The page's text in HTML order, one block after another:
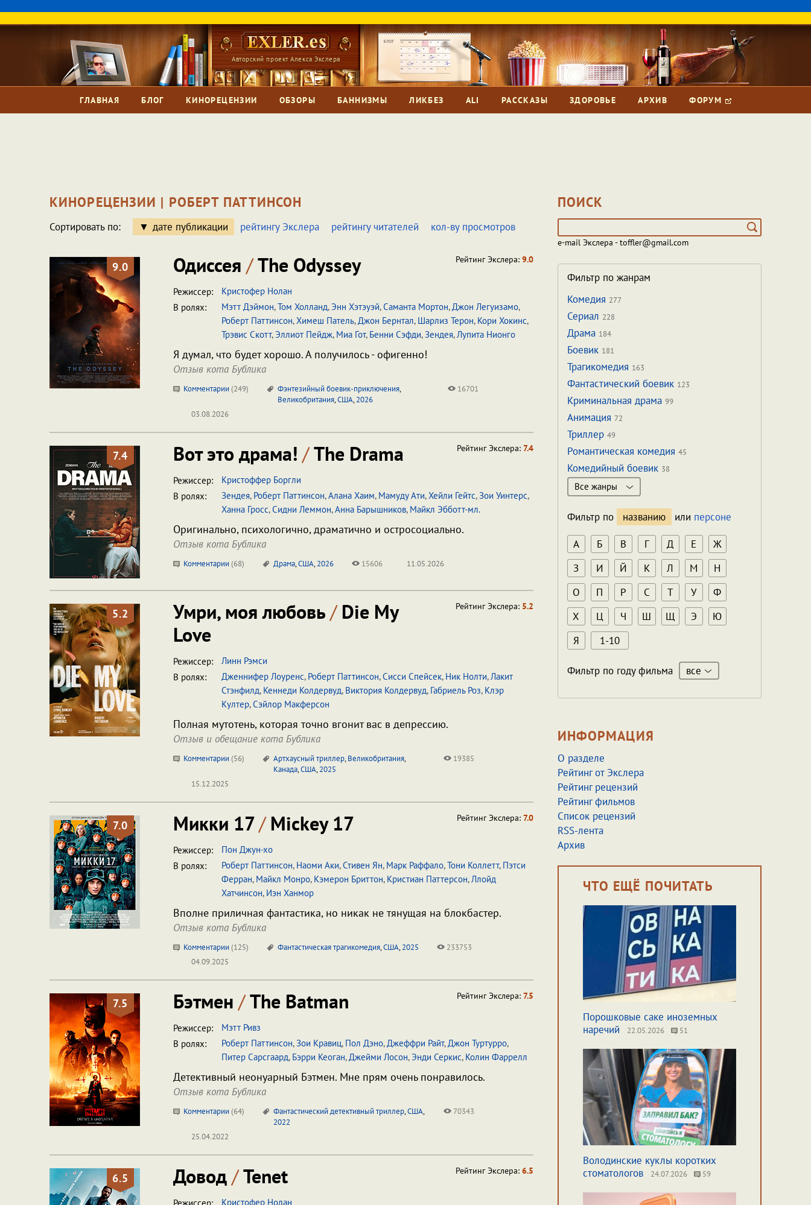
Авторский проект Алекса Экслера
ГЛАВНАЯ БЛОГ КИНОРЕЦЕНЗИИ ОБЗОРЫ БАННИЗМЫ ЛИКБЕЗ ALI РАССКАЗЫ ЗДОРОВЬЕ АРХИВ ФОРУМ
КИНОРЕЦЕНЗИИ | РОБЕРТ ПАТТИНСОН
Сортировать по: дате публикации рейтингу Экслера рейтингу читателей кол-ву просмотров
9.0 Одиссея /The Odyssey Рейтинг Экслера: 9.0
Режиссер:
Кристофер Нолан
В ролях:
Мэтт Дэймон,Том Холланд,Энн Хэтэуэй,Саманта Мортон,Джон Легуизамо,
Роберт Паттинсон,Химеш Патель,Джон Бернтал, Шарлиз Терон, Кори Хокинс,
Трэвис Скотт,Эллиот Пейдж, Миа Гот, Бенни Сэфди,Зендея,Лупита Нионго
Я думал, что будет хорошо. А получилось - офигенно!
Отзыв кота Бублика
Комментарии (249) Фэнтезийный боевик-приключения,
Великобритания,США,2026
16701
03.08.2026
7.4 Вот это драма! /The Drama Рейтинг Экслера: 7.4
Режиссер:
Кристоффер Боргли
В ролях:
Зендея, Роберт Паттинсон,Алана Хаим, Мамуду Ати,Хейли Гейтс,Зои Уинтерс,
Ханна Гросс,Сидни Леммон,Анна Барышников, Майкл Эбботт-мл.
Оригинально, психологично, драматично и остросоциально.
Отзыв кота Бублика
Комментарии (68) Драма,США,2026 15606 11.05.2026
5.2 Умри, моя любовь/Die My
Love
Рейтинг Экслера: 5.2
Режиссер:
Линн Рэмси
В ролях:
Дженнифер Лоуренс, Роберт Паттинсон,Сисси Спейсек, Ник Нолти,Лакит
Стэнфилд, Кеннеди Колдервуд, Виктория Колдервуд, Габриель Роз, Клэр
Култер,Сэйлор Макферсон
Полная мутотень, которая точно вгонит вас в депрессию.
Отзыв и обещание кота Бублика
Комментарии (56) Артхаусный триллер,Великобритания,
Канада,США,2025
19385
15.12.2025
7.0 Микки 17/Mickey 17 Рейтинг Экслера: 7.0
Режиссер:
Пон Джун-хо
В ролях:
Роберт Паттинсон, Наоми Аки,Стивен Ян, Марк Раффало,Тони Коллетт, Пэтси
Ферран, Майкл Монро, Кэмерон Бриттон, Кристиан Паттерсон,Ллойд
Хатчинсон, Иэн Ханмор
Вполне приличная фантастика, но никак не тянущая на блокбастер.
Отзыв кота Бублика
Комментарии (125) Фантастическая трагикомедия,США,2025
233753
04.09.2025
7.5 Бэтмен /The Batman Рейтинг Экслера: 7.5
Режиссер:
Мэтт Ривз
В ролях:
Роберт Паттинсон,Зои Кравиц, Пол Дэно,Джеффри Райт,Джон Туртурро,
Питер Сарсгаард, Бэрри Кеоган,Джейми Лосон,Энди Серкис, Колин Фаррелл
Детективный неонуарный Бэтмен. Мне прям очень понравилось.
Отзыв кота Бублика
Комментарии (64) Фантастический детективный триллер,США,
2022
70343
25.04.2022
6.5 Довод/Tenet Рейтинг Экслера: 6.5
Кристофер Нолан
ПОИСК
e-mail Экслера - toffler@gmail.com
Фильтр по жанрам
Комедия 277
Сериал 228
Драма 184
Боевик 181
Трагикомедия 163
Фантастический боевик 123
Криминальная драма 99
Анимация 72
Триллер 49
Романтическая комедия 45
Комедийный боевик 38
Все жанры
Фильтр по названию или персоне
А Б В Г Д Е
Ж
З
И Й К Л М
Н
О
П Р С Т У
Ф
Х
Ц Ч Ш Щ Э
Ю
Я
1-10
Фильтр по году фильма все
ИНФОРМАЦИЯ
О разделе
Рейтинг от Экслера
Рейтинг рецензий
Рейтинг фильмов
Список рецензий
RSS-лента
Архив
ЧТО ЕЩЁ ПОЧИТАТЬ
Порошковые саке иноземных
наречий
22.05.2026 51
Володинские куклы коротких
стоматологов
24.07.2026 59